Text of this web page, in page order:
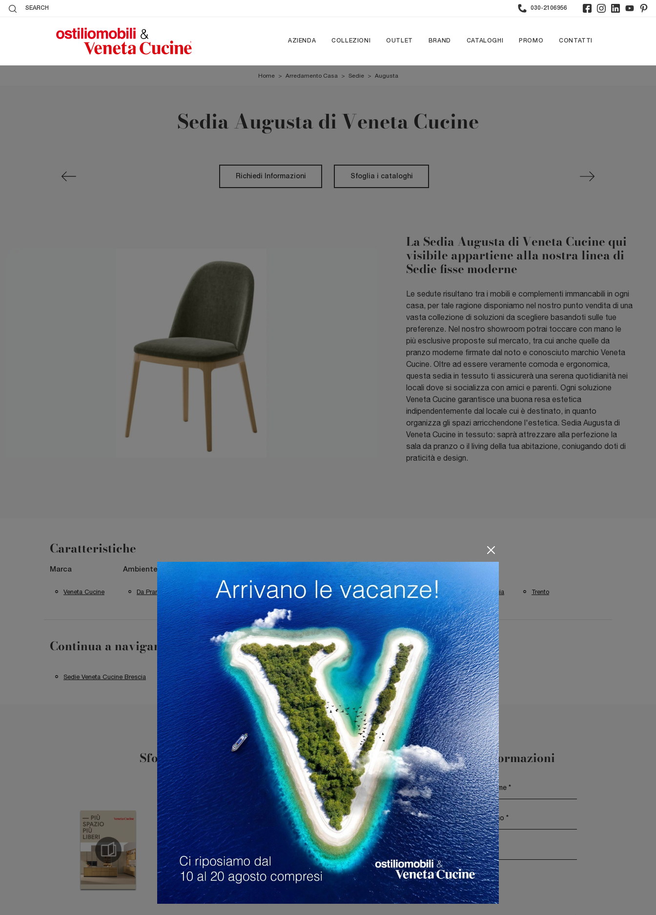
SEARCH 030-2106956
AZIENDA COLLEZIONI OUTLET BRAND CATALOGHI PROMO CONTATTI
Home > Arredamento Casa > Sedie > Augusta
Sedia Augusta di Veneta Cucine
Richiedi Informazioni Sfoglia i cataloghi
La Sedia Augusta di Veneta Cucine qui
visibile appartiene alla nostra linea di
Sedie fisse moderne
Le sedute risultano tra i mobili e complementi immancabili in ogni
casa, per tale ragione disponiamo nel nostro punto vendita di una
vasta collezione di soluzioni da scegliere basandoti sulle tue
preferenze. Nel nostro showroom potrai toccare con mano le
più esclusive proposte sul mercato, tra cui anche quelle da
pranzo moderne firmate dal noto e conosciuto marchio Veneta
Cucine. Oltre ad essere veramente comoda e ergonomica,
questa sedia in tessuto ti assicurerà una serena quotidianità nei
locali dove si socializza con amici e parenti. Ogni soluzione
Veneta Cucine garantisce una buona resa estetica
indipendentemente dal locale cui è destinato, in quanto
organizza gli spazi arricchendone l'estetica. Sedia Augusta di
Veneta Cucine in tessuto: saprà attrezzare alla perfezione la
sala da pranzo o il living della tua abitazione, coniugando doti di
praticità e design.
Caratteristiche
Marca
Veneta Cucine
Ambiente
Da Pranzo In Tessuto Moderne
Tipologia
Fisse Bergamo Brescia Trento
Continua a navigare
Sedie Veneta Cucine Brescia Sedie Veneta Cucine Trento Sedie Veneta Cucine Bergamo
Sfoglia i cataloghi Richiedi Maggiori Informazioni